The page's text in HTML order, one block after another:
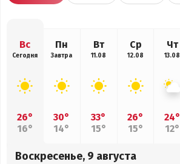
Вс
Сегодня
26°
16°
Пн
Завтра
30°
14°
Вт
11.08
33°
15°
Ср
12.08
26°
15°
Чт
13.08
24°
12°
Воскресенье, 9 августа